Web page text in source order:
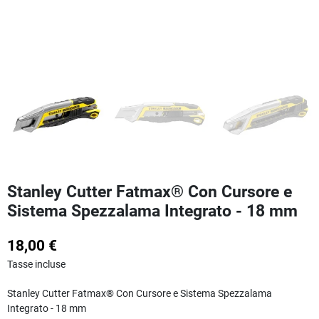
Stanley Cutter Fatmax® Con Cursore e
Sistema Spezzalama Integrato - 18 mm
18,00 €
Tasse incluse
Stanley Cutter Fatmax® Con Cursore e Sistema Spezzalama
Integrato - 18 mm